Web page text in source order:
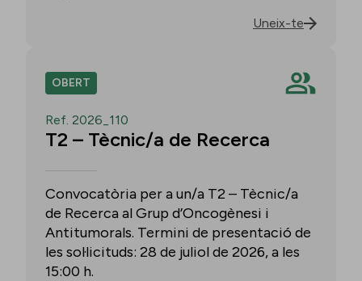
Uneix-te
OBERT
Ref. 2026_110
T2 – Tècnic/a de Recerca
Convocatòria per a un/a T2 – Tècnic/a
de Recerca al Grup d’Oncogènesi i
Antitumorals. Termini de presentació de
les sol·licituds: 28 de juliol de 2026, a les
15:00 h.